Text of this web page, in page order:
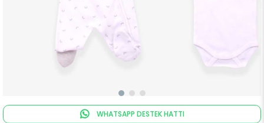
WHATSAPP DESTEK HATTI